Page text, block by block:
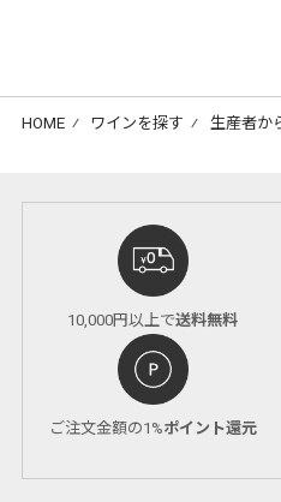
HOME ⁄ ワインを探す ⁄ 生産者か
10,000円以上で送料無料
ご注文金額の1%ポイント還元